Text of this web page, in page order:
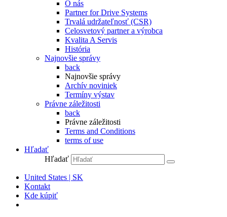
O nás
Partner for Drive Systems
Trvalá udržateľnosť (CSR)
Celosvetový partner a výrobca
Kvalita A Servis
História
Najnovšie správy
back
Najnovšie správy
Archív noviniek
Termíny výstav
Právne záležitosti
back
Právne záležitosti
Terms and Conditions
terms of use
Hľadať
Hľadať
United States | SK
Kontakt
Kde kúpiť